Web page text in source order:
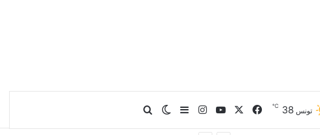
تونس 38
℃ فيسبوك يوتيوبانستقرامإضافة عمود جانبي
الوضع المظلم
بحث عن